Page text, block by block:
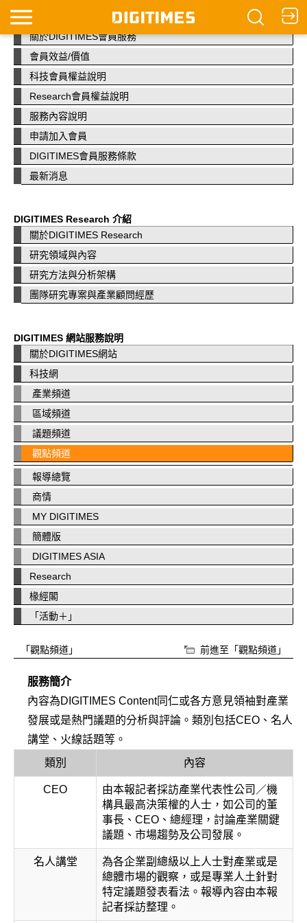
DIGITIMES 會員服務
關於DIGITIMES會員服務
會員效益/價值
科技會員權益說明
Research會員權益說明
服務內容說明
申請加入會員
DIGITIMES會員服務條款
最新消息
DIGITIMES Research 介紹
關於DIGITIMES Research
研究領域與內容
研究方法與分析架構
團隊研究專案與產業顧問經歷
DIGITIMES 網站服務說明
關於DIGITIMES網站
科技網
產業頻道
區域頻道
議題頻道
觀點頻道
報導總覽
商情
MY DIGITIMES
簡體版
DIGITIMES ASIA
Research
椽經閣
「活動＋」
「觀點頻道」 前進至「觀點頻道」
服務簡介
內容為DIGITIMES Content同仁或各方意見領袖對產業
發展或是熱門議題的分析與評論。類別包括CEO、名人
講堂、火線話題等。
類別
內容
CEO
由本報記者採訪產業代表性公司／機
構具最高決策權的人士，如公司的董
事長、CEO、總經理，討論產業關鍵
議題、市場趨勢及公司發展。
名人講堂
為各企業副總級以上人士對產業或是
總體市場的觀察，或是專業人土針對
特定議題發表看法。報導內容由本報
記者採訪整理。